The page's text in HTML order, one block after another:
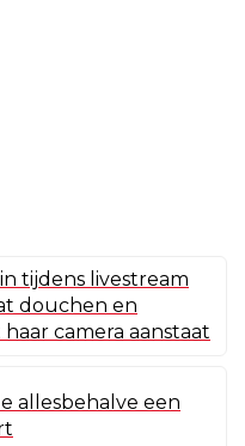
tijdens livestream
douchen en
camera aanstaat
allesbehalve een